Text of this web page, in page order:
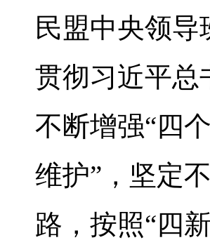
民盟中央领
贯彻习近平总
不断增强“四
维护”，坚定
路，按照“四